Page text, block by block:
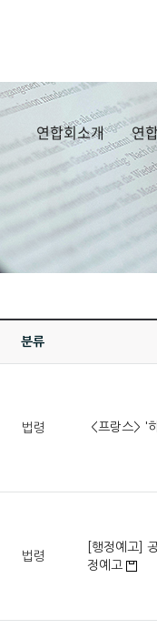
연합회소개 연
분류
법령 <프랑스> '
법령
[행정예고]
정예고